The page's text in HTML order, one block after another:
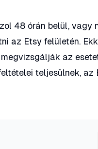
48 órán belül, vagy
az Etsy felületén.
az
teljesülnek, az